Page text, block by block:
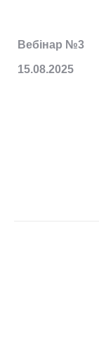
Вебінар №3
15.08.2025